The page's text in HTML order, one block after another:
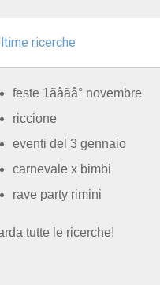
ricerche
feste 1ãâãâ° novembre
riccione
eventi del 3 gennaio
carnevale x bimbi
rave party rimini
tutte le ricerche!